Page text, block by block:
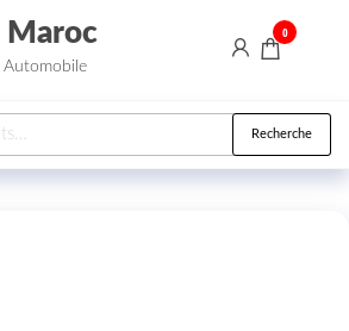
Maroc
Automobile
0
Recherche